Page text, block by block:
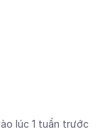
lúc 1 tuần trước